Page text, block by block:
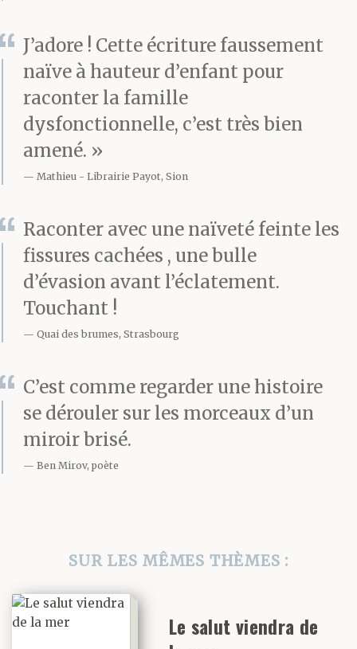
volant. Il a regardé
jusqu’à ce que le cerf-
volant ait perdu tout
son vent et qu’il
dégringole en chute
libre dans le jardin. Il
faisait beau ce jour-là et
il est resté là jusqu’à ce
que le cerf-volant se
puis il est rentré dans la
maison et il a fermé la
porte coulissante.
son bâillement. Je
regarde dans la même
direction que lui mais je
J’adore ! Cette écriture faussement
naïve à hauteur d’enfant pour
raconter la famille
dysfonctionnelle, c’est très bien
amené. »
Mathieu Librairie Payot, Sion
Raconter avec une naïveté feinte les
fissures cachées , une bulle
d’évasion avant l’éclatement.
Touchant !
Quai des brumes, Strasbourg
C’est comme regarder une histoire
se dérouler sur les morceaux d’un
miroir brisé.
Ben Mirov, poète
SUR LES MÊMES THÈMES :
Le salut viendra de